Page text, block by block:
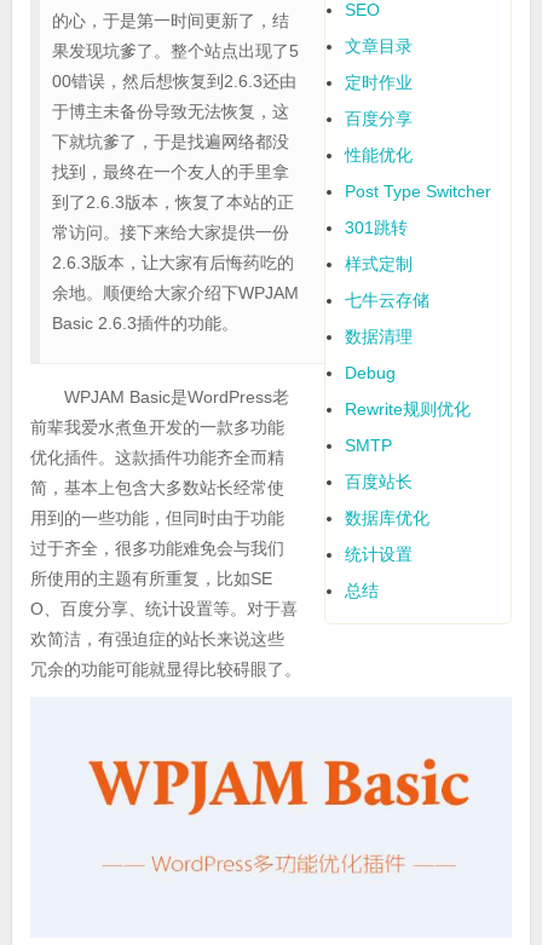
SEO
文章目录
定时作业
百度分享
性能优化
Post Type Switcher
301跳转
样式定制
七牛云存储
数据清理
Debug
Rewrite规则优化
SMTP
百度站长
数据库优化
统计设置
总结
的心，于是第一时间更新了，结
果发现坑爹了。整个站点出现了5
00错误，然后想恢复到2.6.3还由
于博主未备份导致无法恢复，这
下就坑爹了，于是找遍网络都没
找到，最终在一个友人的手里拿
到了2.6.3版本，恢复了本站的正
常访问。接下来给大家提供一份
2.6.3版本，让大家有后悔药吃的
余地。顺便给大家介绍下WPJAM
Basic 2.6.3插件的功能。
WPJAM Basic是WordPress老
前辈我爱水煮鱼开发的一款多功能
优化插件。这款插件功能齐全而精
简，基本上包含大多数站长经常使
用到的一些功能，但同时由于功能
过于齐全，很多功能难免会与我们
所使用的主题有所重复，比如SE
O、百度分享、统计设置等。对于喜
欢简洁，有强迫症的站长来说这些
冗余的功能可能就显得比较碍眼了。